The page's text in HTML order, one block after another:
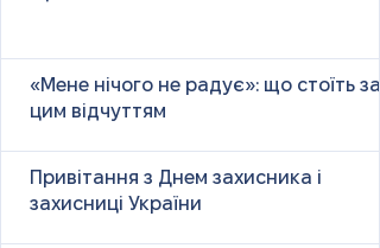
«Мене нічого не радує»: що стоїть за
цим відчуттям
Привітання з Днем захисника і
захисниці України